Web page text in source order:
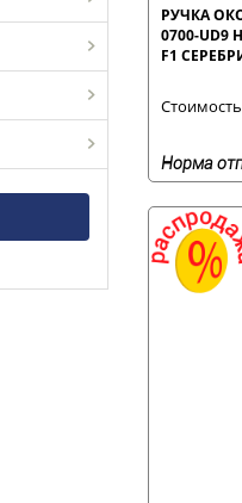
РУЧКА
0700-UD9
F1
Норма